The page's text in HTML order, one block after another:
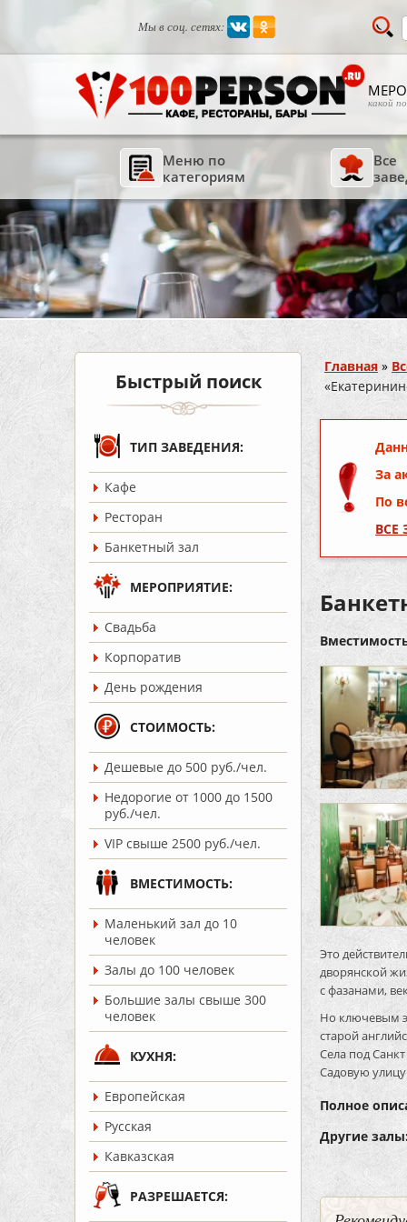
Мы в соц. сетях:
какой
Меню по
категориям
Все
Быстрый поиск
ТИП ЗАВЕДЕНИЯ:
Кафе
Ресторан
Банкетный зал
МЕРОПРИЯТИЕ:
Cвадьба
Корпоратив
День рождения
СТОИМОСТЬ:
Дешевые до 500 руб./чел.
Недорогие от 1000 до 1500
руб./чел.
VIP свыше 2500 руб./чел.
ВМЕСТИМОСТЬ:
Маленький зал до 10
человек
Залы до 100 человек
Большие залы свыше 300
человек
КУХНЯ:
Европейская
Русская
Кавказская
РАЗРЕШАЕТСЯ:
Вы здесь
Главная »
За
По
ВСЕ
Это
дворянской
с фазанами,
Но ключевым
старой
Села под
Садовую
Полное
Другие